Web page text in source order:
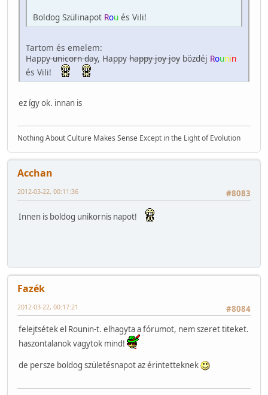
Boldog Szülinapot Rou és Vili!
Tartom és emelem:
Happyunicorn day, Happy happy joy joy bözdéj Rounin
és Vili!
ez így ok. innan is
Nothing About Culture Makes Sense Except in the Light of Evolution
Acchan
#8083
2012-03-22, 00:11:36
Innen is boldog unikornis napot!
Fazék
#8084
2012-03-22, 00:17:21
felejtsétek el Rounin-t. elhagyta a fórumot, nem szeret titeket.
haszontalanok vagytok mind!
de persze boldog születésnapot az érintetteknek